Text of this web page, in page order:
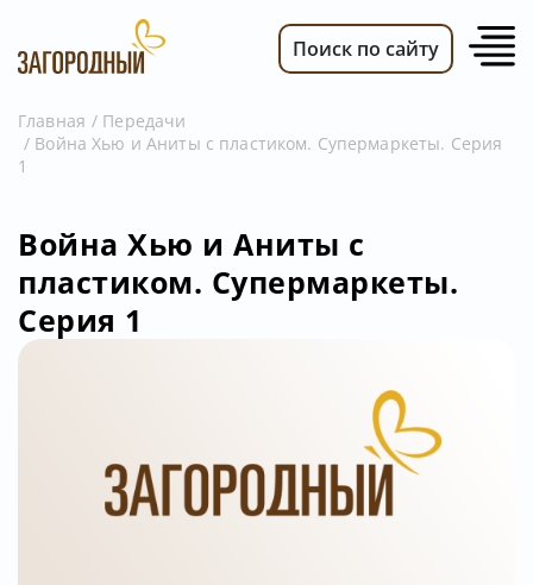
ВИДЕО
ПЕРЕДАЧИ
ТЕЛЕПРОГРАММА
Поиск по сайту
Главная
Передачи
Война Хью и Аниты с пластиком. Супермаркеты. Серия
1
Война Хью и Аниты с
пластиком. Супермаркеты.
Серия 1